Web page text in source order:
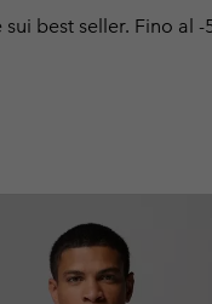
best seller. Fino al -